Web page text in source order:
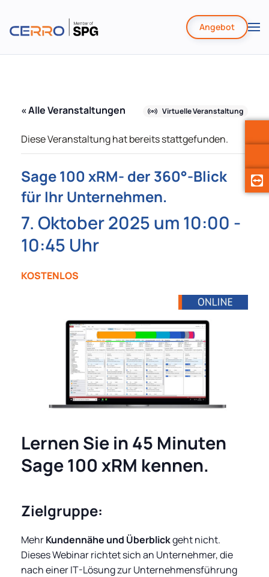
Zum
Angebot
« Alle Veranstaltungen Virtuelle Veranstaltung
Diese Veranstaltung hat bereits stattgefunden.
Sage 100 xRM- der 360°-Blick
für Ihr Unternehmen.
7. Oktober 2025 um 10:00 -
10:45
KOSTENLOS
Lernen Sie in 45 Minuten
Sage 100 xRM kennen.
Zielgruppe:
MehrKundennähe und Überblickgeht nicht.
Dieses Webinar richtet sich an Unternehmer, die
nach einer IT-Lösung zur Unternehmensführung